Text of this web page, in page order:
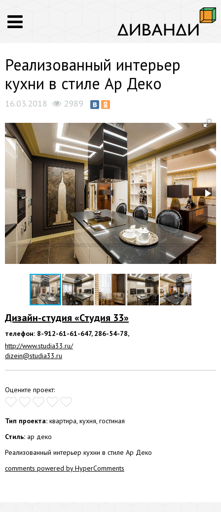
Реализованный интерьер
кухни в стиле Ар Деко
16.03.2018 2989
Дизайн-студия «Студия 33»
телефон: 8-912-61-61-647, 286-54-78,
http://www.studia33.ru/
dizein@studia33.ru
Оцените проект:
Тип проекта: квартира, кухня, гостиная
Стиль: ар деко
Реализованный интерьер кухни в стиле Ар Деко
comments powered by HyperComments